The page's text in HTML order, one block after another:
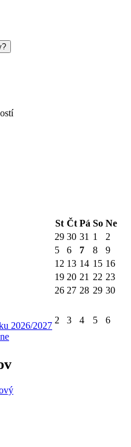
St Čt Pá So Ne
29 30 31 1
2
5 6 7 8
9
12 13 14 15 16
19 20 21 22 23
26 27 28 29 30
2026/2027
2 3 4 5 6